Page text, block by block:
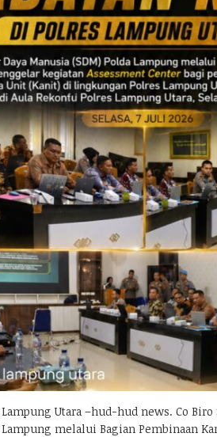
Lampung Utara –hud-hud news. Co
Lampung melalui Bagian Pembinaan